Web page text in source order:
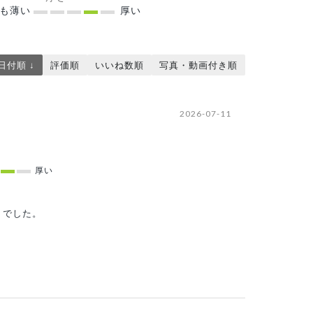
薄い 厚い
付順 ↓ 評価順 いいね数順 写真・動画付き順
2026-07-11
厚い
した。